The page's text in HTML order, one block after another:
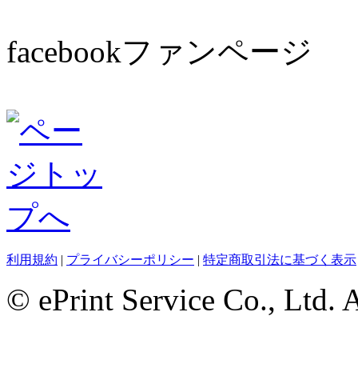
facebookファンページ
利用規約 | プライバシーポリシー | 特定商取引法に基づく表示
© ePrint Service Co., Ltd.